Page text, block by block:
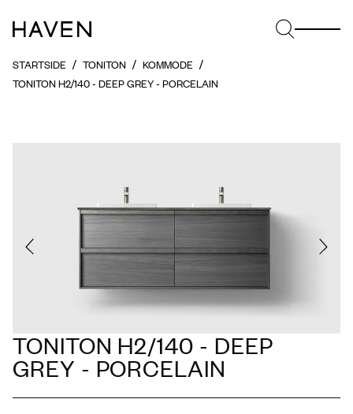
STARTSIDE TONITON
KOMMODE
TONITON H2/140 - DEEP GREY - PORCELAIN
TONITON H2/140 - DEEP
GREY - PORCELAIN